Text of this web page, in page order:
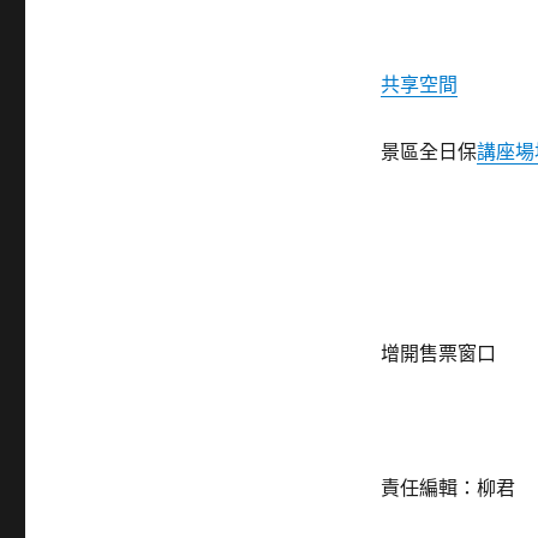
共享空間
景區全日保講座
增開售票窗口
責任編輯：柳君